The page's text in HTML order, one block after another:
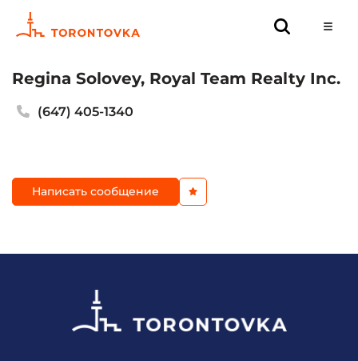
Regina Solovey, Royal Team Realty Inc.
(647) 405-1340
Написать сообщение